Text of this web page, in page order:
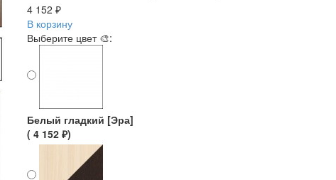
4 152 ₽
В корзину
Выберите цвет 🎨:
Белый гладкий [Эра]
( 4 152 ₽)